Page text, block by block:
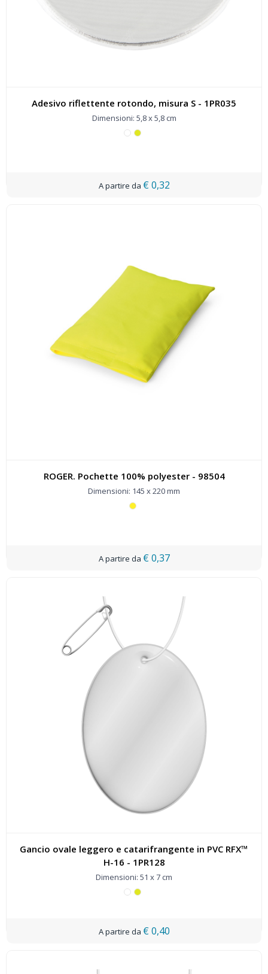
Adesivo riflettente rotondo, misura S - 1PR035
Dimensioni: 5,8 x 5,8 cm
€ 0,32
ROGER. Pochette 100% polyester - 98504
Dimensioni: 145 x 220 mm
€ 0,37
Gancio ovale leggero e catarifrangente in PVC RFX™
H-16 - 1PR128
Dimensioni: 51 x 7 cm
€ 0,40